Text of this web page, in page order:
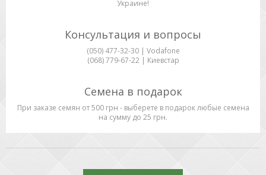
Украине!
Консультация и вопросы
(050) 477-32-30 | Vodafone
(068) 779-67-22 | Киевстар
Семена в подарок
При заказе семян от 500 грн - выберете в подарок любые семена
на сумму до 25 грн.